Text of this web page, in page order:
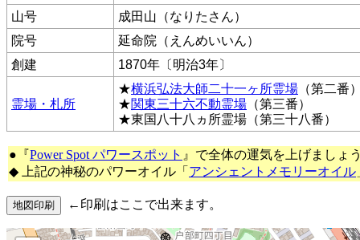
山号
成田山（なりたさん）
院号
延命院（えんめいいん）
創建
1870年〔明治3年〕
霊場・札所
★横浜弘法大師二十一ヶ所霊場 （第二番
★関東三十六不動霊場 （第三番）
★東国八十八ヵ所霊場（第三十八番）
●『Power Spot パワースポット 』で全体の運気を上げましょ
◆ 上記の神秘のパワーオイル「 アンシェントメモリーオイル
←印刷はここで出来ます。